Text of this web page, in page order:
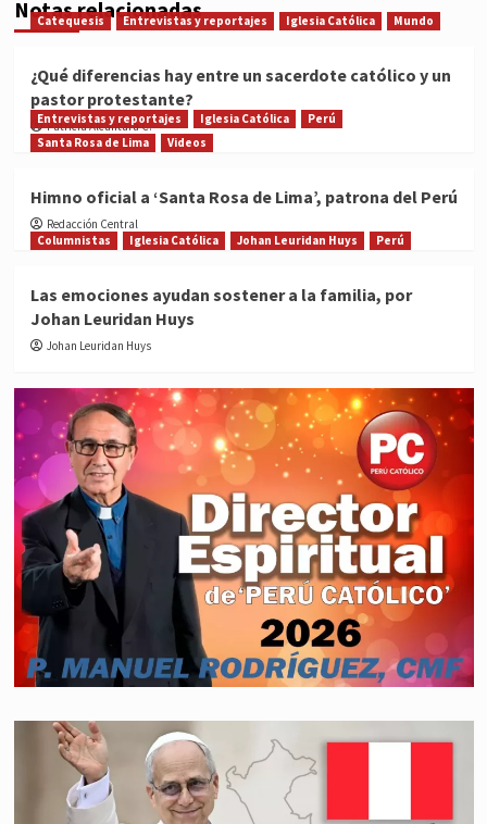
Notas relacionadas
Catequesis Entrevistas y reportajes Iglesia Católica Mundo
¿Qué diferencias hay entre un sacerdote católico y un
pastor protestante?
Patricia Alcántara C.
Entrevistas y reportajes Iglesia Católica
Perú
Santa Rosa de Lima
Videos
Himno oficial a ‘Santa Rosa de Lima’, patrona del Perú
Redacción Central
Columnistas
Iglesia Católica Johan Leuridan Huys Perú
Las emociones ayudan sostener a la familia, por
Johan Leuridan Huys
Johan Leuridan Huys